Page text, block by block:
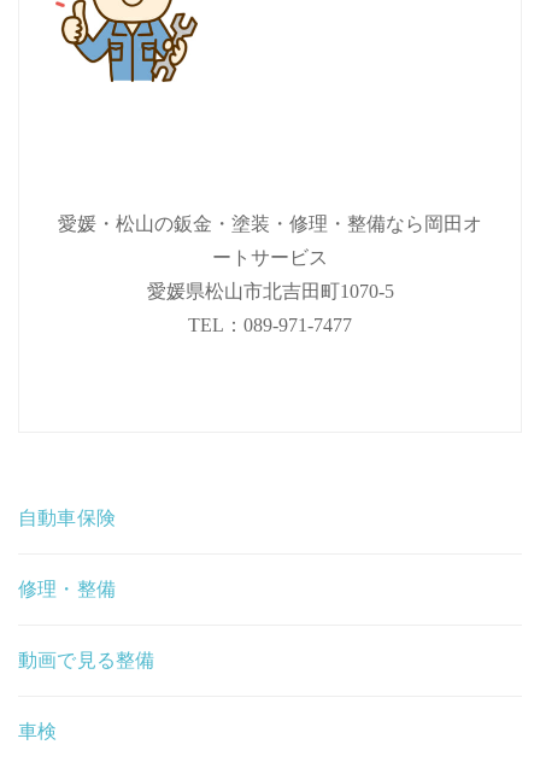
愛媛・松山の鈑金・塗装・修理・整備なら岡田オ
ートサービス
愛媛県松山市北吉田町1070-5
TEL：089-971-7477
自動車保険
修理・整備
動画で見る整備
車検